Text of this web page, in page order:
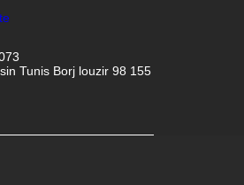
Tunis Borj louzir 98 155